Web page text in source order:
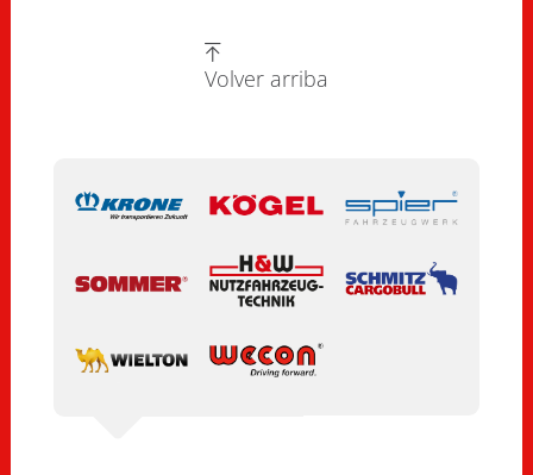
Volver arriba